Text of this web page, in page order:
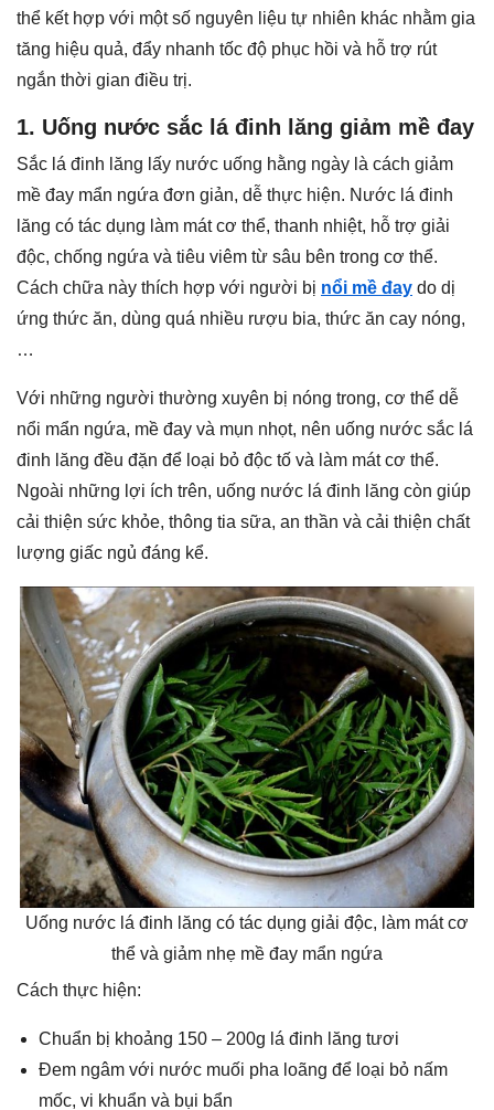
thể kết hợp với một số nguyên liệu tự nhiên khác nhằm gia
tăng hiệu quả, đẩy nhanh tốc độ phục hồi và hỗ trợ rút
ngắn thời gian điều trị.
1. Uống nước sắc lá đinh lăng giảm mề đay
Sắc lá đinh lăng lấy nước uống hằng ngày là cách giảm
mề đay mẩn ngứa đơn giản, dễ thực hiện. Nước lá đinh
lăng có tác dụng làm mát cơ thể, thanh nhiệt, hỗ trợ giải
độc, chống ngứa và tiêu viêm từ sâu bên trong cơ thể.
Cách chữa này thích hợp với người bị nổi mề đay do dị
ứng thức ăn, dùng quá nhiều rượu bia, thức ăn cay nóng,
…
Với những người thường xuyên bị nóng trong, cơ thể dễ
nổi mẩn ngứa, mề đay và mụn nhọt, nên uống nước sắc lá
đinh lăng đều đặn để loại bỏ độc tố và làm mát cơ thể.
Ngoài những lợi ích trên, uống nước lá đinh lăng còn giúp
cải thiện sức khỏe, thông tia sữa, an thần và cải thiện chất
lượng giấc ngủ đáng kể.
Uống nước lá đinh lăng có tác dụng giải độc, làm mát cơ
thể và giảm nhẹ mề đay mẩn ngứa
Cách thực hiện:
Chuẩn bị khoảng 150 – 200g lá đinh lăng tươi
Đem ngâm với nước muối pha loãng để loại bỏ nấm
mốc, vi khuẩn và bụi bẩn